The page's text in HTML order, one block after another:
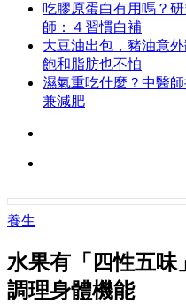
吃膠原蛋白有用嗎？
師：４習慣白補
大豆油出包，豬油意
飽和脂肪也不怕
濕氣重吃什麼？中醫
兼減肥
養生
水果有「四性五味
調理身體機能